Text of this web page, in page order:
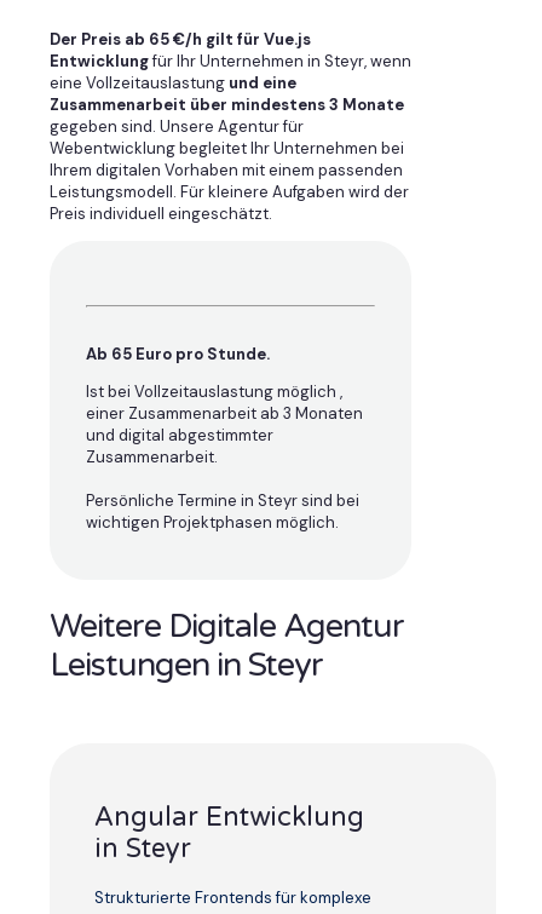
Der Preis ab 65 €/h gilt für Vue.js
Entwicklungfür Ihr Unternehmen in Steyr, wenn
eine Vollzeitauslastung und eine
Zusammenarbeit über mindestens 3 Monate
gegeben sind. Unsere Agentur für
Webentwicklung begleitet Ihr Unternehmen bei
Ihrem digitalen Vorhaben mit einem passenden
Leistungsmodell. Für kleinere Aufgaben wird der
Preis individuell eingeschätzt.
Ab 65 Euro pro Stunde.
Ist bei Vollzeitauslastung möglich ,
einer Zusammenarbeit ab 3 Monaten
und digital abgestimmter
Zusammenarbeit.
Persönliche Termine in Steyr sind bei
wichtigen Projektphasen möglich.
Weitere Digitale Agentur
Leistungen in Steyr
Angular Entwicklung
in Steyr
Strukturierte Frontends für komplexe